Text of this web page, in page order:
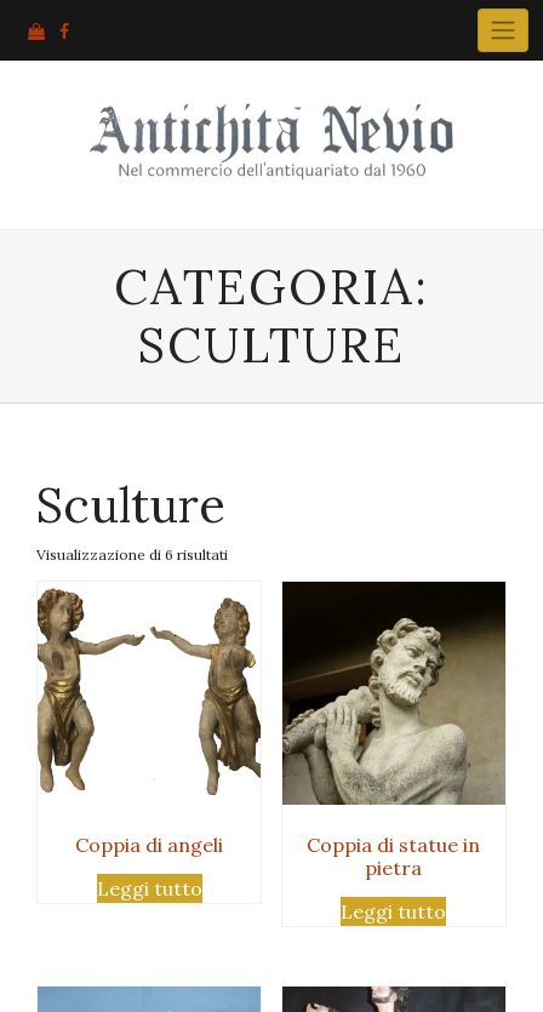
CATEGORIA:
SCULTURE
Sculture
Visualizzazione di 6 risultati
Coppia di angeli
Leggi tutto
Coppia di statue in
pietra
Leggi tutto